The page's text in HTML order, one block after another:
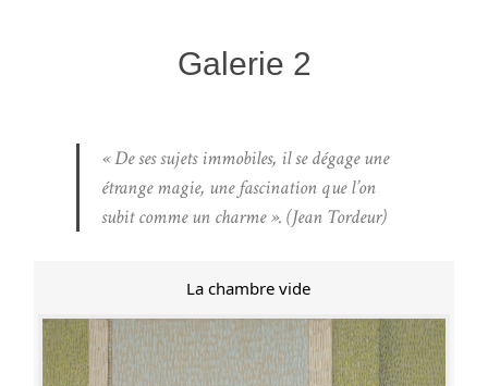
Galerie 2
« De ses sujets immobiles, il se dégage une
étrange magie, une fascination que l’on
subit comme un charme ». (Jean Tordeur)
La chambre vide